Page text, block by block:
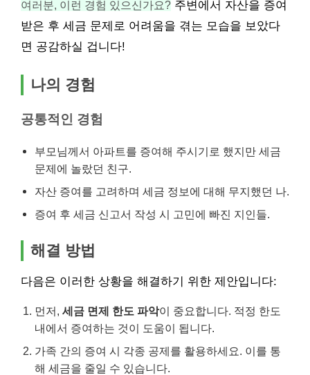
여러분, 이런 경험 있으신가요? 주변에서 자산을 증여
받은 후 세금 문제로 어려움을 겪는 모습을 보았다
면 공감하실 겁니다!
나의 경험
공통적인 경험
부모님께서 아파트를 증여해 주시기로 했지만 세금
문제에 놀랐던 친구.
자산 증여를 고려하며 세금 정보에 대해 무지했던 나.
증여 후 세금 신고서 작성 시 고민에 빠진 지인들.
해결 방법
다음은 이러한 상황을 해결하기 위한 제안입니다:
먼저, 세금 면제 한도 파악이 중요합니다. 적정 한도
내에서 증여하는 것이 도움이 됩니다.
가족 간의 증여 시 각종 공제를 활용하세요. 이를 통
해 세금을 줄일 수 있습니다.